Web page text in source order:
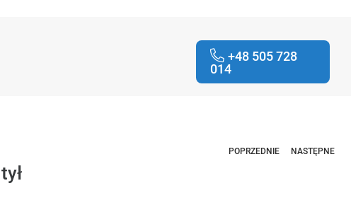
+48 505 728
014
POPRZEDNIE NASTĘPNE